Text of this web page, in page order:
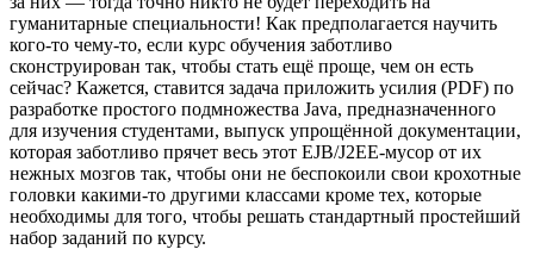
гуманитарные специальности! Как предполагается научить
кого-то чему-то, если курс обучения заботливо
сконструирован так, чтобы стать ещё проще, чем он есть
сейчас? Кажется, ставится задача приложить усилия (PDF) по
разработке простого подмножества Java, предназначенного
для изучения студентами, выпуск упрощённой документации,
которая заботливо прячет весь этот EJB/J2EE-мусор от их
нежных мозгов так, чтобы они не беспокоили свои крохотные
головки какими-то другими классами кроме тех, которые
необходимы для того, чтобы решать стандартный простейший
набор заданий по курсу.